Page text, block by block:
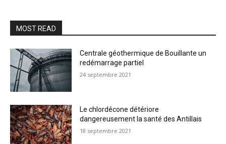
MOST READ
Centrale géothermique de Bouillante un
redémarrage partiel
24 septembre 2021
Le chlordécone détériore
dangereusement la santé des Antillais
18 septembre 2021